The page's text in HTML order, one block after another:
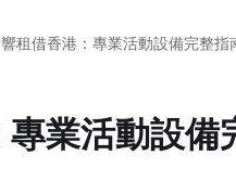
租借香港：專業活動設備完整指
業活動設備